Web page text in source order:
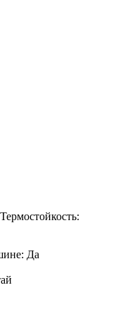
Термостойкость:
Да